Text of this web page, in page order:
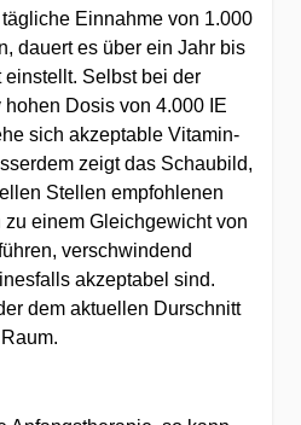
Einnahme von 1.000
dauert es über ein Jahr bis
Selbst bei der
Dosis von 4.000 IE
sich akzeptable Vitamin-
zeigt das Schaubild,
Stellen empfohlenen
einem Gleichgewicht von
verschwindend
akzeptabel sind.
dem aktuellen Durschnitt